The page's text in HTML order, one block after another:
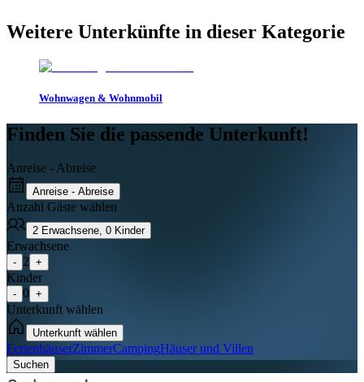
Weitere Unterkünfte in dieser Kategorie
Wohnwagen & Wohnmobil
Finden Sie die passende Unterkunft!
Anreise - Abreise
Anreise - Abreise
Anzahl Gäste wählen
2 Erwachsene, 0 Kinder
Erwachsene
- 2 +
Kinder
- 0 +
Unterkunft wählen
Unterkunft wählen
FerienhäuserZimmerCampingHäuser und Villen
Suchen